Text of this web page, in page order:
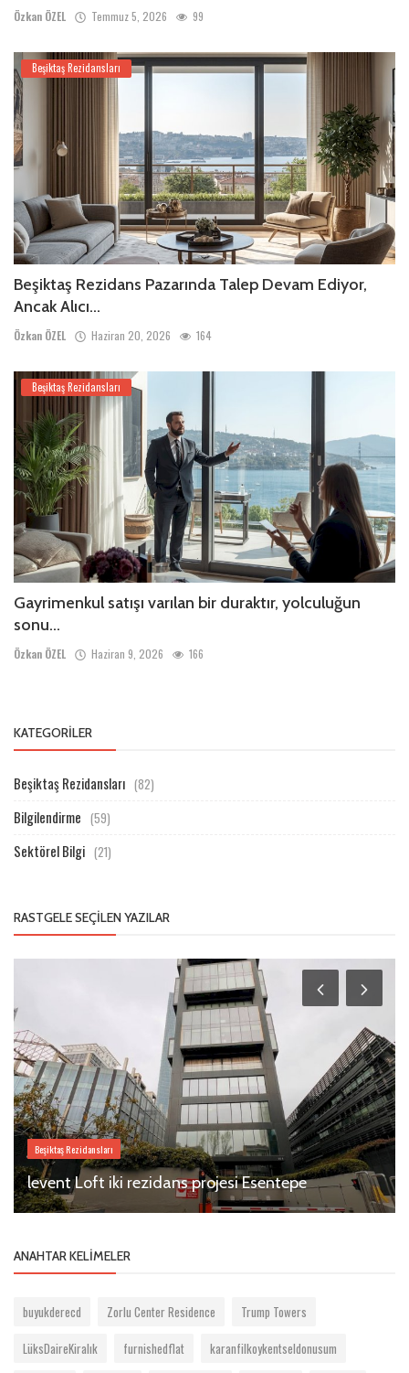
Özkan ÖZEL Temmuz 5, 2026 99
Beşiktaş Rezidansları
Beşiktaş Rezidans Pazarında Talep Devam Ediyor,
Ancak Alıcı...
Özkan ÖZEL Haziran 20, 2026 164
Beşiktaş Rezidansları
Gayrimenkul satışı varılan bir duraktır, yolculuğun
sonu...
Özkan ÖZEL Haziran 9, 2026 166
KATEGORILER
Beşiktaş Rezidansları (82)
Bilgilendirme (59)
Sektörel Bilgi (21)
RASTGELE SEÇILEN YAZILAR
Beşiktaş Rezidansları
levent Loft iki rezidans projesi Esentepe
ANAHTAR KELIMELER
buyukderecd Zorlu Center Residence
Trump Towers
LüksDaireKiralık
furnishedflat
karanfilkoykentseldonusum